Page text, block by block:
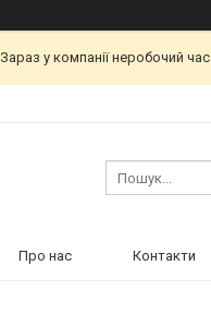
Зараз у компанії неробочий
Про нас Контакти